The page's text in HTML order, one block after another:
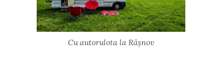
Cu autorulota la Râșnov